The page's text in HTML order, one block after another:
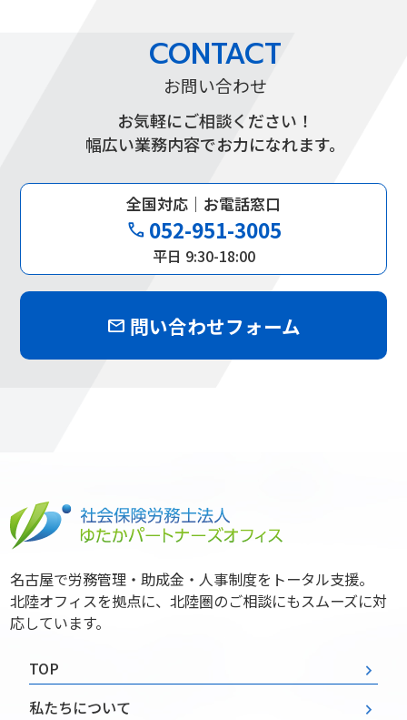
CONTACT
お問い合わせ
お気軽にご相談ください！
幅広い業務内容でお力になれます。
全国対応｜お電話窓口
phone 052-951-3005
平日 9:30-18:00
mail 問い合わせフォーム
名古屋で労務管理・助成金・人事制度をトータル支援。
北陸オフィスを拠点に、北陸圏のご相談にもスムーズに対
応しています。
TOP
私たちについて